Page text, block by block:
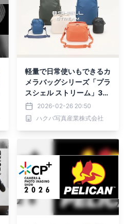
軽量で日常使いもできるカ
メラバッグシリーズ「プラ
スシェル ストリーム」3種
各5色が新発売！
2026-02-26 20:50
ハクバ写真産業株式会社